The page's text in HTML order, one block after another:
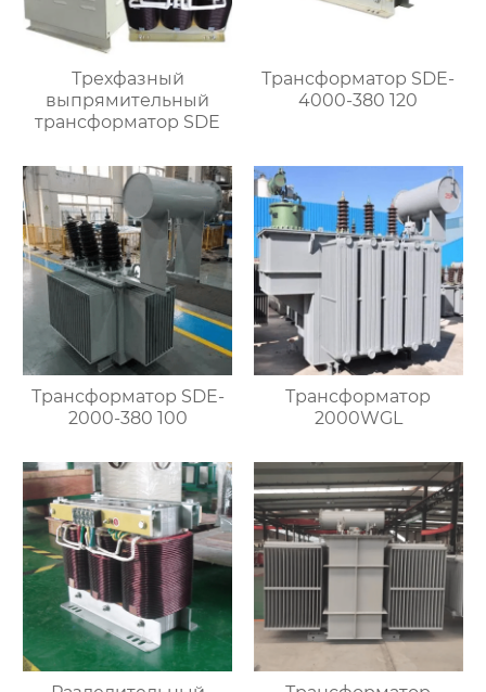
Трехфазный
выпрямительный
трансформатор SDE
Трансформатор SDE-
4000-380 120
Трансформатор SDE-
2000-380 100
Трансформатор
2000WGL